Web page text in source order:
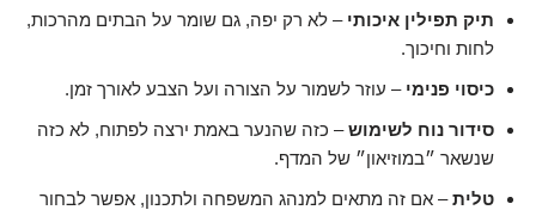
תיק תפילין איכותי – לא רק יפה, גם שומר על הבתים מהרכות,
לחות וחיכוך.
כיסוי פנימי – עוזר לשמור על הצורה ועל הצבע לאורך זמן.
סידור נוח לשימוש– כזה שהנער באמת ירצה לפתוח, לא כזה
שנשאר ״במוזיאון״ של המדף.
טלית– אם זה מתאים למנהג המשפחה ולתכנון, אפשר לבחור